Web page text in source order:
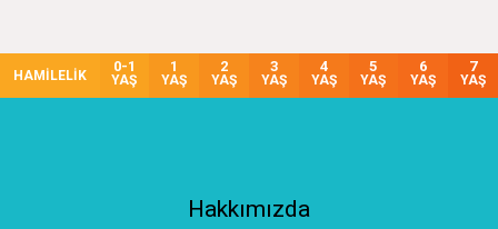
HAMİLELİK
0-1
YAŞ
1
YAŞ
2
YAŞ
3
YAŞ
4
YAŞ
5
YAŞ
6
YAŞ
7
YAŞ
Hakkımızda